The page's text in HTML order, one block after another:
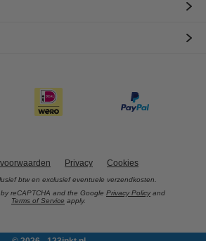
Privacy Cookies
btw en exclusief eventuele verzendkosten.
reCAPTCHA and the Google Privacy Policy and
Terms of Service apply.